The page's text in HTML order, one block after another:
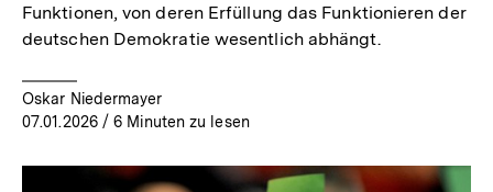
Funktionen, von deren Erfüllung das Funktionieren der
deutschen Demokratie wesentlich abhängt.
Oskar Niedermayer
07.01.2026/ 6 Minuten zu lesen